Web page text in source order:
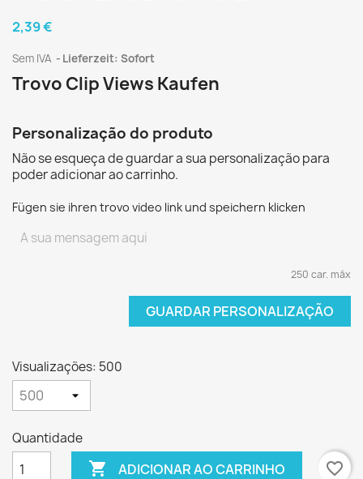
2,39 €
Sem IVA Lieferzeit: Sofort
Trovo Clip Views Kaufen
Personalização do produto
Não se esqueça de guardar a sua personalização para
poder adicionar ao carrinho.
Fügen sie ihren trovo video link und speichern klicken
250 car. máx
GUARDAR PERSONALIZAÇÃO
Visualizações: 500
Quantidade
 ADICIONAR AO CARRINHO favorite_border